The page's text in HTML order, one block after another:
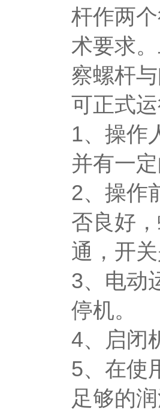
杆作两
术要求
察螺杆
可正式
1、操作
并有一
2、操作
否良好
通，开
3、电动
停机。
4、启闭
5、在使
足够的